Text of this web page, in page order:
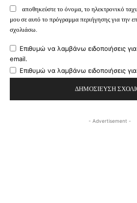
αποθηκεύστε το όνομα, το ηλεκτρονικό
μου σε αυτό το πρόγραμμα περιήγησης για την
σχολιάσω.
Επιθυμώ να λαμβάνω ειδοποιήσεις
email.
Επιθυμώ να λαμβάνω ειδοποιήσεις
- Advertisement -